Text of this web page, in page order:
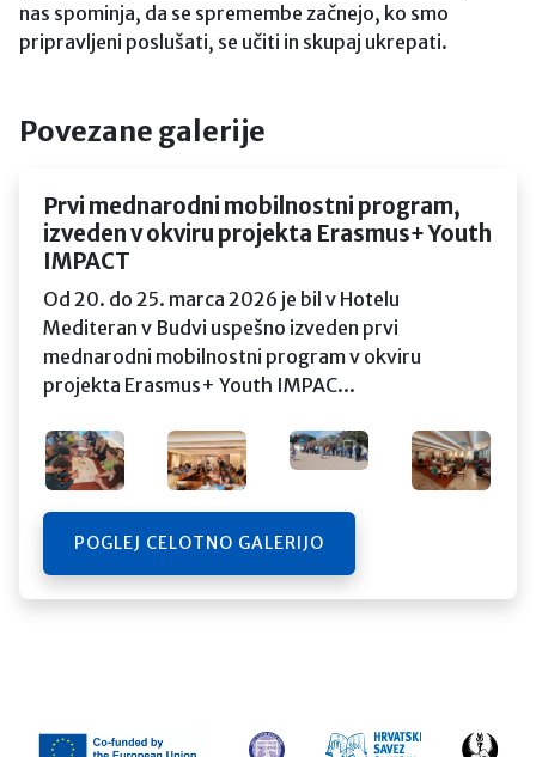
nas spominja, da se spremembe začnejo, ko smo
pripravljeni poslušati, se učiti in skupaj ukrepati.
Povezane galerije
Prvi mednarodni mobilnostni program,
izveden v okviru projekta Erasmus+ Youth
IMPACT
Od 20. do 25. marca 2026 je bil v Hotelu
Mediteran v Budvi uspešno izveden prvi
mednarodni mobilnostni program v okviru
projekta Erasmus+ Youth IMPAC...
POGLEJ CELOTNO GALERIJO